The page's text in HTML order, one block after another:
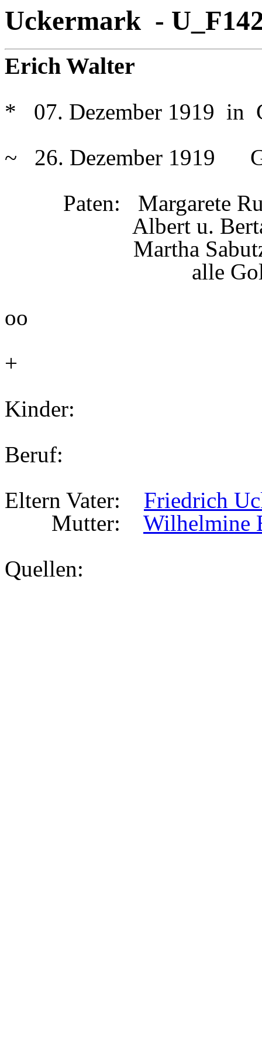
Uckermark -
Erich Walter
* 07. Dezember 1919 in
~ 26. Dezember 1919
Paten: Margarete
Albert u. Berta
Martha
alle
oo
+
Kinder:
Beruf:
Eltern Vater: Friedrich
Mutter: Wilhelmine
Quellen: